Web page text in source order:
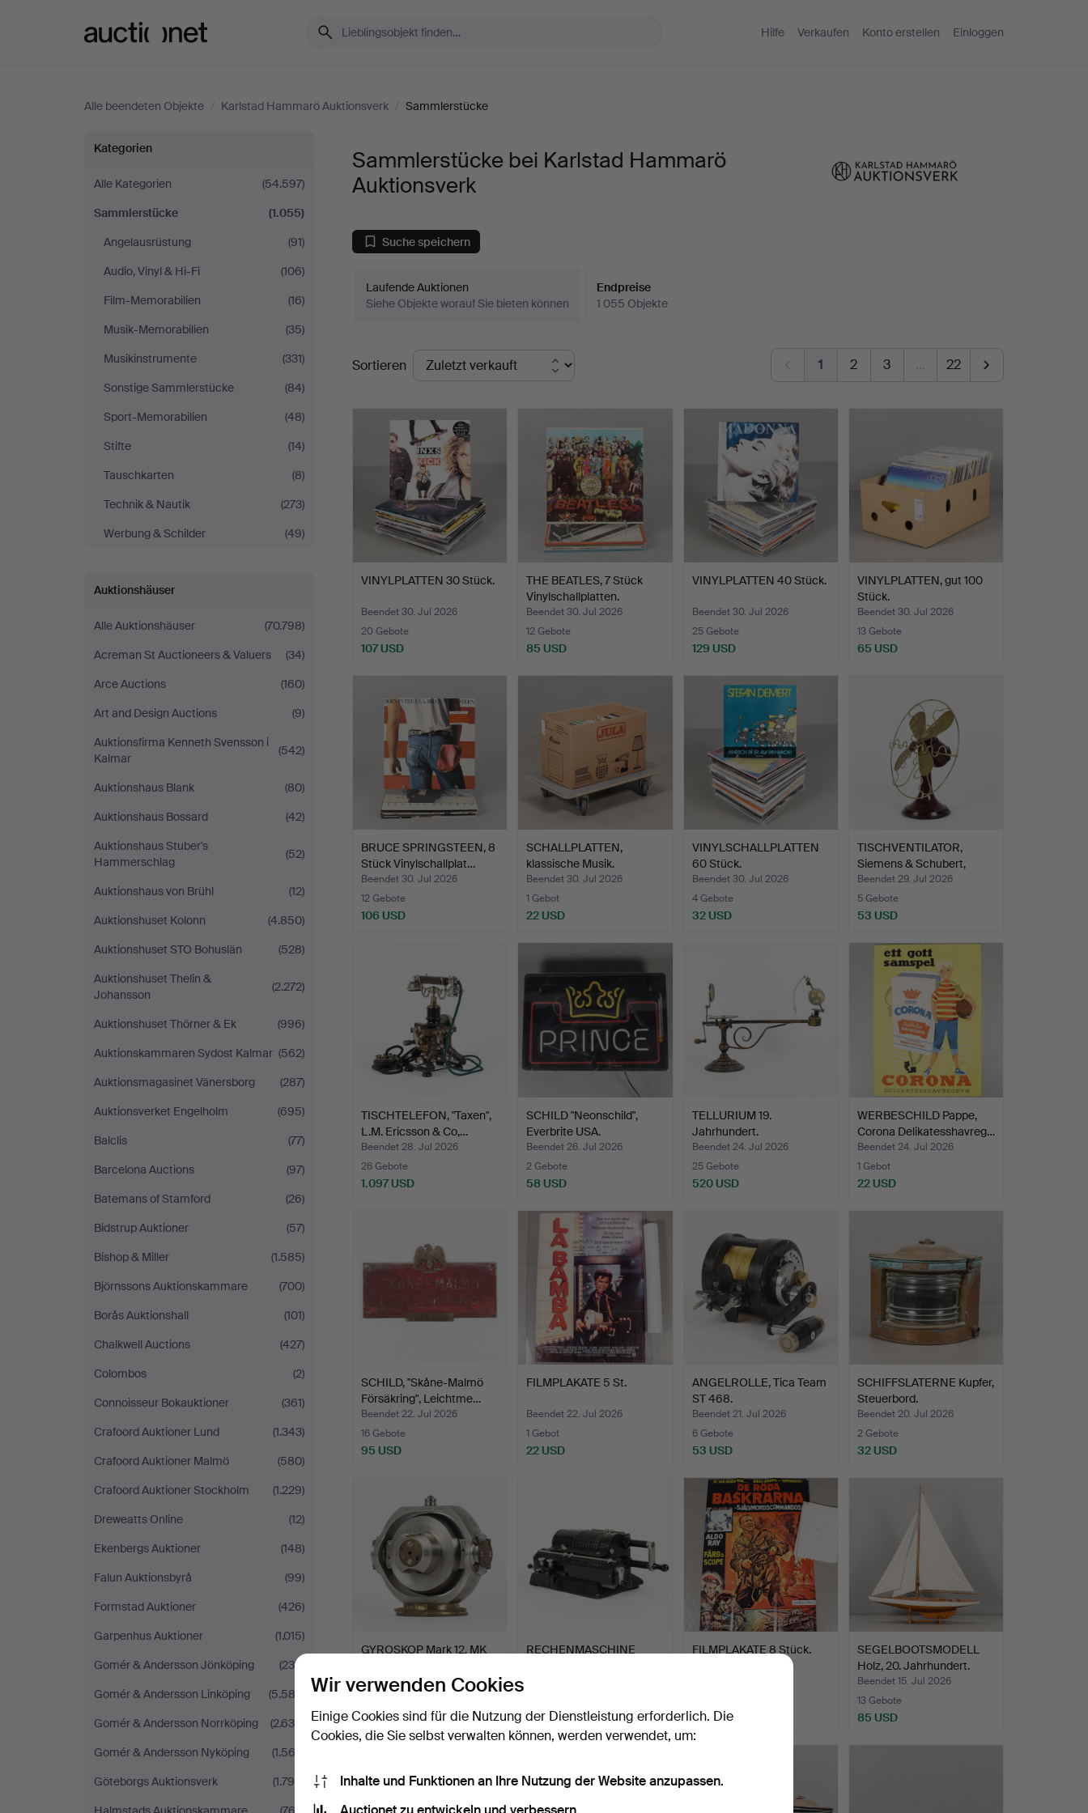
Hilfe Verkaufen Konto erstellen Einloggen
Alle beendeten Objekte / Karlstad Hammarö Auktionsverk / Sammlerstücke
Sammlerstücke
bei
Karlstad
Hammarö
Auktionsverk
Kategorien
Alle Kategorien
(54.597)
Sammlerstücke
(1.055)
Angelausrüstung
(91)
Audio, Vinyl & Hi-Fi
(106)
Film-Memorabilien
(16)
Musik-Memorabilien
(35)
Musikinstrumente
(331)
Sonstige Sammlerstücke
(84)
Sport-Memorabilien
(48)
Stifte
(14)
Tauschkarten
(8)
Technik & Nautik
(273)
Werbung & Schilder
(49)
Auktionshäuser
Alle Auktionshäuser
(70.798)
Acreman St Auctioneers & Valuers
(34)
Arce Auctions
(160)
Art and Design Auctions
(9)
Auktionsfirma Kenneth Svensson i
Kalmar
(542)
Auktionshaus Blank
(80)
Auktionshaus Bossard
(42)
Auktionshaus Stuber's
Hammerschlag
(52)
Auktionshaus von Brühl
(12)
Auktionshuset Kolonn
(4.850)
Auktionshuset STO Bohuslän
(528)
Auktionshuset Thelin &
Johansson
(2.272)
Auktionshuset Thörner & Ek
(996)
Auktionskammaren Sydost Kalmar (562)
Auktionsmagasinet Vänersborg
(287)
Auktionsverket Engelholm
(695)
Balclis
(77)
Barcelona Auctions
(97)
Batemans of Stamford
(26)
Bidstrup Auktioner
(57)
Bishop & Miller
(1.585)
Björnssons Auktionskammare
(700)
Borås Auktionshall
(101)
Chalkwell Auctions
(427)
Colombos
(2)
Connoisseur Bokauktioner
(361)
Crafoord Auktioner Lund
(1.343)
Crafoord Auktioner Malmö
(580)
Crafoord Auktioner Stockholm
(1.229)
Dreweatts Online
(12)
Ekenbergs Auktioner
(148)
Falun Auktionsbyrå
(99)
Formstad Auktioner
(426)
Garpenhus Auktioner
(1.015)
Gomér & Andersson Jönköping
(238)
Gomér & Andersson Linköping
(5.582)
Gomér & Andersson Norrköping
(2.634)
Gomér & Andersson Nyköping
(1.563)
Göteborgs Auktionsverk
(1.798)
Sammlerstücke bei Karlstad Hammarö
Auktionsverk
Suche speichern
Laufende Auktionen
Siehe Objekte worauf Sie bieten können
Endpreise
1 055 Objekte
Endpreise
Sortieren 1 2 3 … 22
VINYLPLATTEN 30 Stück.
Beendet 30. Jul 2026
20 Gebote
107 USD
THE BEATLES, 7 Stück
Vinylschallplatten.
Beendet 30. Jul 2026
12 Gebote
85 USD
VINYLPLATTEN 40 Stück.
Beendet 30. Jul 2026
25 Gebote
129 USD
VINYLPLATTEN, gut 100
Stück.
Beendet 30. Jul 2026
13 Gebote
65 USD
BRUCE SPRINGSTEEN, 8
Stück Vinylschallplat…
Beendet 30. Jul 2026
12 Gebote
106 USD
SCHALLPLATTEN,
klassische Musik.
Beendet 30. Jul 2026
1 Gebot
22 USD
VINYLSCHALLPLATTEN
60 Stück.
Beendet 30. Jul 2026
4 Gebote
32 USD
TISCHVENTILATOR,
Siemens & Schubert,
1920e…
Beendet 29. Jul 2026
5 Gebote
53 USD
TISCHTELEFON, "Taxen",
L.M. Ericsson & Co,…
Beendet 28. Jul 2026
26 Gebote
1.097 USD
SCHILD "Neonschild",
Everbrite USA.
Beendet 26. Jul 2026
2 Gebote
58 USD
TELLURIUM 19.
Jahrhundert.
Beendet 24. Jul 2026
25 Gebote
520 USD
WERBESCHILD Pappe,
Corona Delikatesshavreg…
Beendet 24. Jul 2026
1 Gebot
22 USD
SCHILD, "Skåne-Malmö
Försäkring", Leichtme…
Beendet 22. Jul 2026
16 Gebote
95 USD
FILMPLAKATE 5 St.
Beendet 22. Jul 2026
1 Gebot
22 USD
ANGELROLLE, Tica Team
ST 468.
Beendet 21. Jul 2026
6 Gebote
53 USD
SCHIFFSLATERNE Kupfer,
Steuerbord.
Beendet 20. Jul 2026
2 Gebote
32 USD
GYROSKOP Mark 12, MK
Beendet 18. Jul 2026
340 USD
RECHENMASCHINE
27 USD
FILMPLAKATE 8 Stück.
43 USD
SEGELBOOTSMODELL
Holz, 20. Jahrhundert.
Beendet 15. Jul 2026
13 Gebote
85 USD
Wir verwenden Cookies
Einige Cookies sind für die Nutzung der Dienstleistung erforderlich. Die
Cookies, die Sie selbst verwalten können, werden verwendet, um:
Inhalte und Funktionen an Ihre Nutzung der Website anzupassen.